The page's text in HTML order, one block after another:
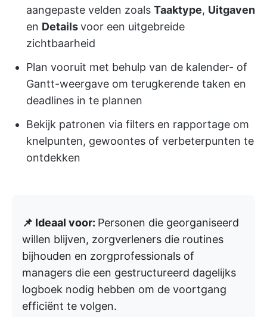
aangepaste velden zoals Taaktype, Uitgaven
en Detailsvoor een uitgebreide
zichtbaarheid
Plan vooruit met behulp van de kalender- of
Gantt-weergave om terugkerende taken en
deadlines in te plannen
Bekijk patronen via filters en rapportage om
knelpunten, gewoontes of verbeterpunten te
ontdekken
📌 Ideaal voor: Personen die georganiseerd
willen blijven, zorgverleners die routines
bijhouden en zorgprofessionals of
managers die een gestructureerd dagelijks
logboek nodig hebben om de voortgang
efficiënt te volgen.